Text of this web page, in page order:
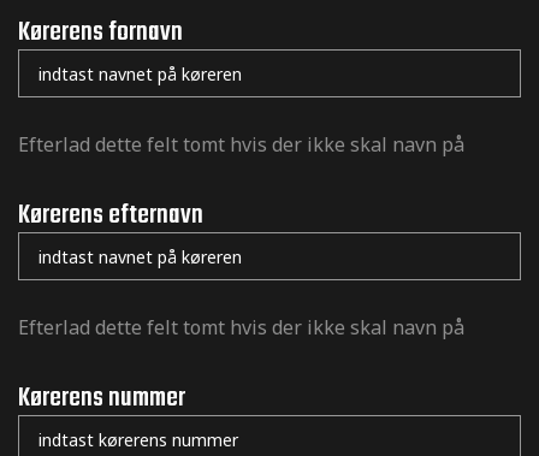
Kørerens fornavn
Efterlad dette felt tomt hvis der ikke skal navn på
Kørerens efternavn
Efterlad dette felt tomt hvis der ikke skal navn på
Kørerens nummer
og
og
og
sticker